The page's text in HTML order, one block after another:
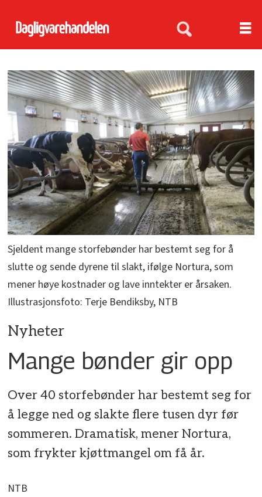
Sjeldent mange storfebønder har bestemt seg for å
slutte og sende dyrene til slakt, ifølge Nortura, som
mener høye kostnader og lave inntekter er årsaken.
Illustrasjonsfoto: Terje Bendiksby, NTB
Nyheter
Mange bønder gir opp
Over 40 storfebønder har bestemt seg for
å legge ned og slakte flere tusen dyr før
sommeren. Dramatisk, mener Nortura,
som frykter kjøttmangel om få år.
NTB